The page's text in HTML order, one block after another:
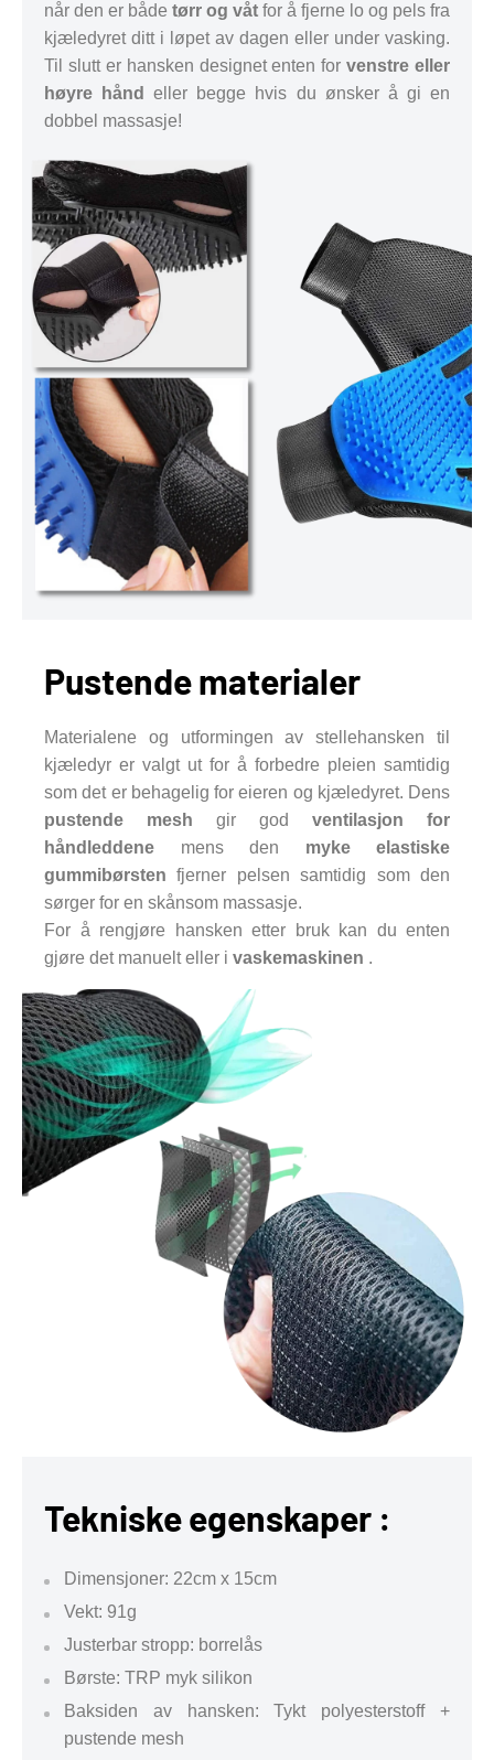
når den er både tørr og våt for å fjerne lo og pels fra
kjæledyret ditt i løpet av dagen eller under vasking.
Til slutt er hansken designet enten forvenstre eller
høyre håndeller begge hvis du ønsker å gi en
dobbel massasje!
Pustende materialer
Materialene og utformingen av stellehansken til
kjæledyr er valgt ut for å forbedre pleien samtidig
som det er behagelig for eieren og kjæledyret. Dens
pustende mesh gir god ventilasjon for
håndleddene mens den myke elastiske
gummibørstenfjerner pelsen samtidig som den
sørger for en skånsom massasje.
For å rengjøre hansken etter bruk kan du enten
gjøre det manuelt eller i vaskemaskinen .
Tekniske egenskaper :
Dimensjoner: 22cm x 15cm
Vekt: 91g
Justerbar stropp: borrelås
Børste: TRP myk silikon
Baksiden av hansken: Tykt polyesterstoff +
pustende mesh